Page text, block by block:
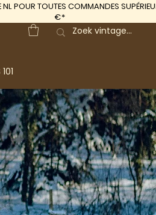
NL POUR TOUTES COMMANDES
€*